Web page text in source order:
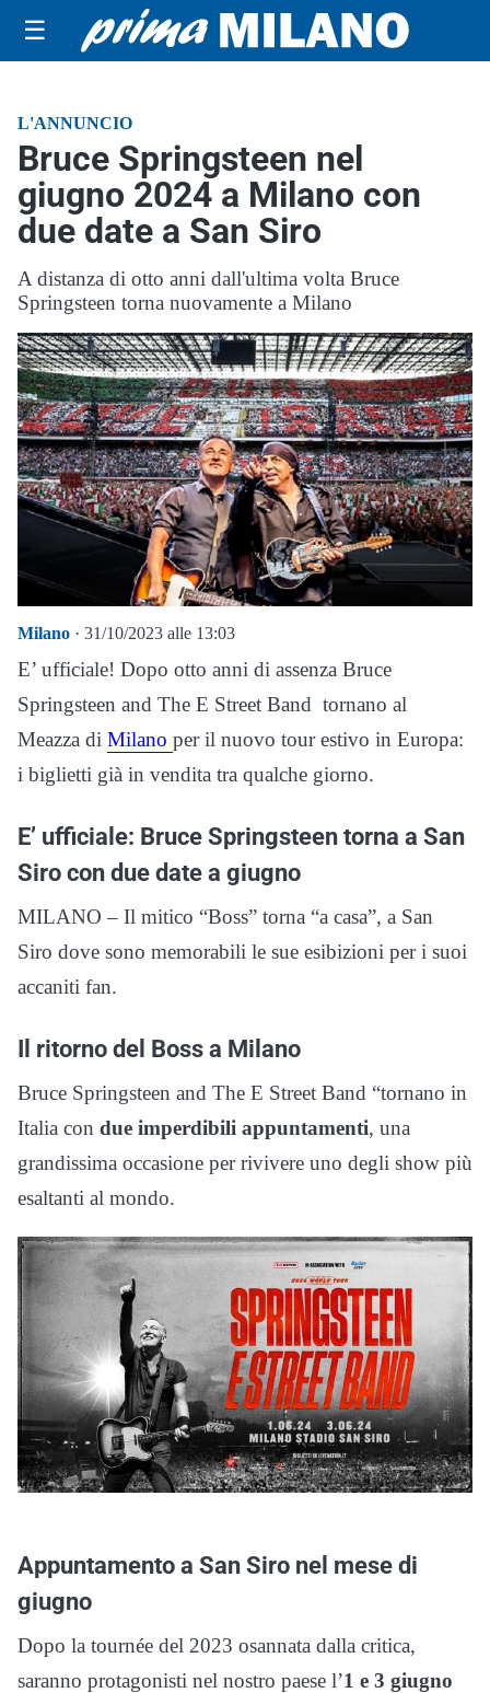
☰
L'ANNUNCIO
Bruce Springsteen nel
giugno 2024 a Milano con
due date a San Siro
A distanza di otto anni dall'ultima volta Bruce
Springsteen torna nuovamente a Milano
Milano · 31/10/2023 alle 13:03
E’ ufficiale! Dopo otto anni di assenza Bruce
Springsteen and The E Street Band tornano al
Meazza di Milano per il nuovo tour estivo in Europa:
i biglietti già in vendita tra qualche giorno.
E’ ufficiale: Bruce Springsteen torna a San
Siro con due date a giugno
MILANO – Il mitico “Boss” torna “a casa”, a San
Siro dove sono memorabili le sue esibizioni per i suoi
accaniti fan.
Il ritorno del Boss a Milano
Bruce Springsteen and The E Street Band “tornano in
Italia con due imperdibili appuntamenti, una
grandissima occasione per rivivere uno degli show più
esaltanti al mondo.
Appuntamento a San Siro nel mese di
giugno
Dopo la tournée del 2023 osannata dalla critica,
saranno protagonisti nel nostro paese l’1 e 3 giugno